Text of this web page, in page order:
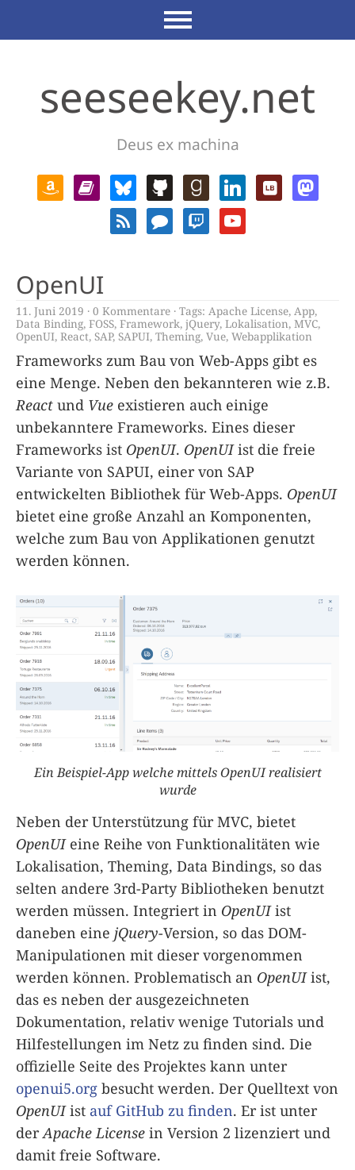
seeseekey.net
Deus ex machina
OpenUI
11. Juni 2019 0 Kommentare Tags: Apache License, App,
Data Binding, FOSS, Framework, jQuery, Lokalisation, MVC,
OpenUI, React, SAP, SAPUI, Theming, Vue, Webapplikation
Frameworks zum Bau von Web-Apps gibt es
eine Menge. Neben den bekannteren wie z.B.
React und Vue existieren auch einige
unbekanntere Frameworks. Eines dieser
Frameworks ist OpenUI. OpenUIist die freie
Variante von SAPUI, einer von SAP
entwickelten Bibliothek für Web-Apps. OpenUI
bietet eine große Anzahl an Komponenten,
welche zum Bau von Applikationen genutzt
werden können.
Ein Beispiel-App welche mittels OpenUI realisiert
wurde
Neben der Unterstützung für MVC, bietet
OpenUIeine Reihe von Funktionalitäten wie
Lokalisation, Theming, Data Bindings, so das
selten andere 3rd-Party Bibliotheken benutzt
werden müssen. Integriert in OpenUIist
daneben eine jQuery-Version, so das DOM-
Manipulationen mit dieser vorgenommen
werden können. Problematisch an OpenUIist,
das es neben der ausgezeichneten
Dokumentation, relativ wenige Tutorials und
Hilfestellungen im Netz zu finden sind. Die
offizielle Seite des Projektes kann unter
openui5.org besucht werden. Der Quelltext von
OpenUIist auf GitHub zu finden. Er ist unter
derApache License in Version 2 lizenziert und
damit freie Software.